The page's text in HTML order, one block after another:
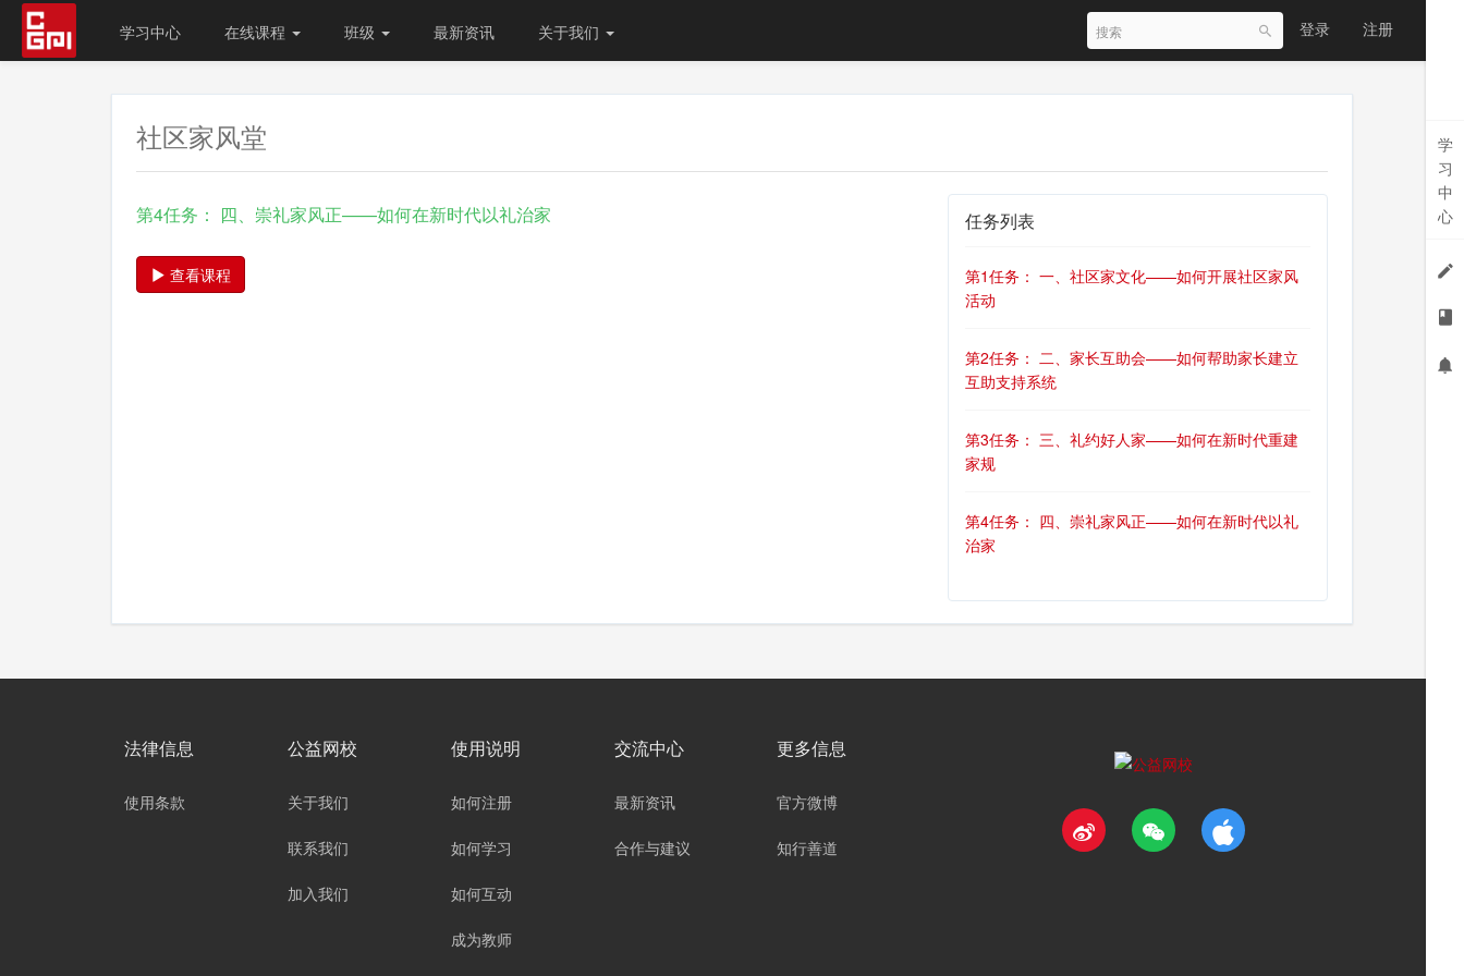
学习中心 在线课程 班级 最新资讯 关于我们 登录 注册
社区家风堂
第4任务： 四、崇礼家风正——如何在新时代以礼治家
查看课程
任务列表
第1任务： 一、社区家文化——如何开展社区家风
活动
第2任务： 二、家长互助会——如何帮助家长建立
互助支持系统
第3任务： 三、礼约好人家——如何在新时代重建
家规
第4任务： 四、崇礼家风正——如何在新时代以礼
治家
法律信息
使用条款
公益网校
关于我们
联系我们
加入我们
使用说明
如何注册
如何学习
如何互动
成为教师
交流中心
最新资讯
合作与建议
更多信息
官方微博
知行善道
学
习
中
心